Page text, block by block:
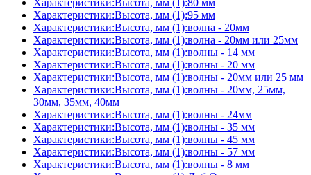
Характеристики:Высота, мм (1):80 мм
Характеристики:Высота, мм (1):95 мм
Характеристики:Высота, мм (1):волна - 20мм
Характеристики:Высота, мм (1):волна - 20мм или 25мм
Характеристики:Высота, мм (1):волны - 14 мм
Характеристики:Высота, мм (1):волны - 20 мм
Характеристики:Высота, мм (1):волны - 20мм или 25 мм
Характеристики:Высота, мм (1):волны - 20мм, 25мм,
30мм, 35мм, 40мм
Характеристики:Высота, мм (1):волны - 24мм
Характеристики:Высота, мм (1):волны - 35 мм
Характеристики:Высота, мм (1):волны - 45 мм
Характеристики:Высота, мм (1):волны - 57 мм
Характеристики:Высота, мм (1):волны - 8 мм